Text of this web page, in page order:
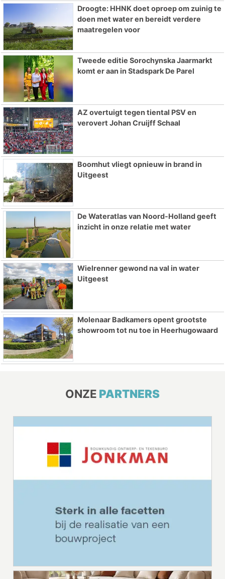
Droogte: HHNK doet oproep om zuinig te
doen met water en bereidt verdere
maatregelen voor
Tweede editie Sorochynska Jaarmarkt
komt er aan in Stadspark De Parel
AZ overtuigt tegen tiental PSV en
verovert Johan Cruijff Schaal
Boomhut vliegt opnieuw in brand in
Uitgeest
De Wateratlas van Noord-Holland geeft
inzicht in onze relatie met water
Wielrenner gewond na val in water
Uitgeest
Molenaar Badkamers opent grootste
showroom tot nu toe in Heerhugowaard
ONZE PARTNERS